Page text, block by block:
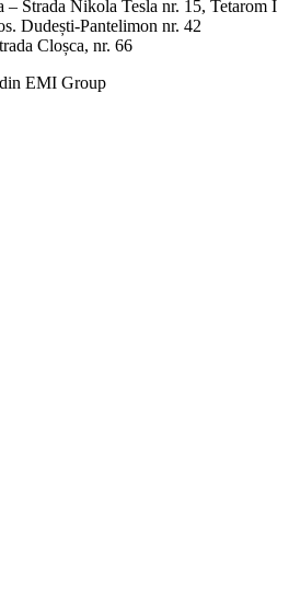
– Strada Nikola Tesla nr. 15, Tetarom I
Dudești-Pantelimon nr. 42
Cloșca, nr. 66
EMI Group